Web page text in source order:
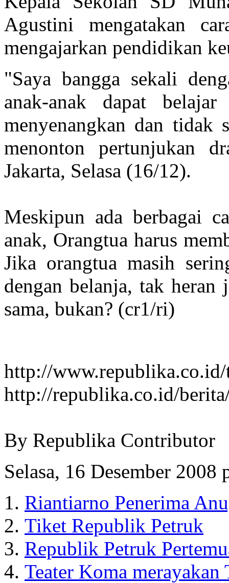
Agustini mengatakan
mengajarkan pendidikan
"Saya bangga sekali
anak-anak dapat
menyenangkan dan tidak
menonton pertunjukan
Jakarta, Selasa (16/12).
Meskipun ada berbagai
anak, Orangtua harus
Jika orangtua masih
dengan belanja, tak
sama, bukan? (cr1/ri)
http://
http://republika.co.id/
By Republika Contributor
Selasa, 16 Desember
Riantiarno Penerima
Tiket Republik Petruk
Republik Petruk
Teater Koma merayakan